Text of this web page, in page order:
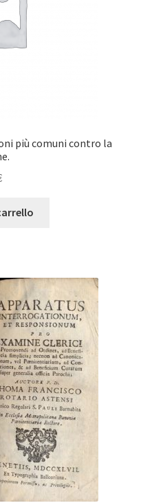
più comuni contro la